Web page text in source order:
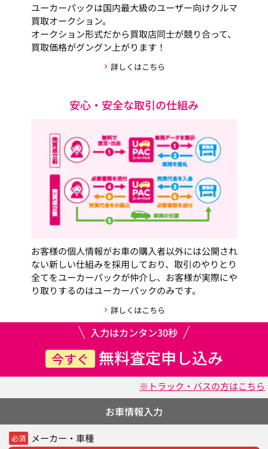
ユーカーパックは国内最大級のユーザー向けクルマ
買取オークション。
オークション形式だから買取店同士が競り合って、
買取価格がグングン上がります！
詳しくはこちら
安心・安全な取引の仕組み
お客様の個人情報がお車の購入者以外には公開され
ない新しい仕組みを採用しており、取引のやりとり
全てをユーカーパックが仲介し、お客様が実際にや
り取りするのはユーカーパックのみです。
詳しくはこちら
入力はカンタン30秒
今すぐ 無料査定申し込み
※トラック・バスの方はこちら
お車情報入力
必須 メーカー・車種